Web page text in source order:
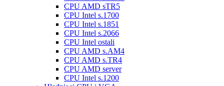
CPU AMD sTR5
CPU Intel s.1700
CPU Intel s.1851
CPU Intel s.2066
CPU Intel ostali
CPU AMD s.AM4
CPU AMD s.TR4
CPU AMD server
CPU Intel s.1200